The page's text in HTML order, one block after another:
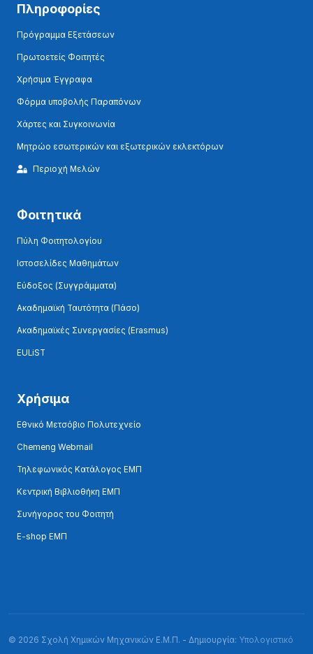
Πληροφορίες
Πρόγραμμα Εξετάσεων
Πρωτοετείς Φοιτητές
Χρήσιμα Έγγραφα
Φόρμα υποβολής Παραπόνων
Χάρτες και Συγκοινωνία
Μητρώο εσωτερικών και εξωτερικών εκλεκτόρων
Περιοχή Μελών
Φοιτητικά
Πύλη Φοιτητολογίου
Ιστοσελίδες Μαθημάτων
Εύδοξος (Συγγράμματα)
Ακαδημαϊκή Ταυτότητα (Πάσο)
Ακαδημαϊκές Συνεργασίες (Erasmus)
EULiST
Χρήσιμα
Εθνικό Μετσόβιο Πολυτεχνείο
Chemeng Webmail
Τηλεφωνικός Κατάλογος ΕΜΠ
Κεντρική Βιβλιοθήκη ΕΜΠ
Συνήγορος του Φοιτητή
E-shop ΕΜΠ
© 2026 Σχολή Χημικών Μηχανικών Ε.Μ.Π. - Δημιουργία: Υπολογιστικό